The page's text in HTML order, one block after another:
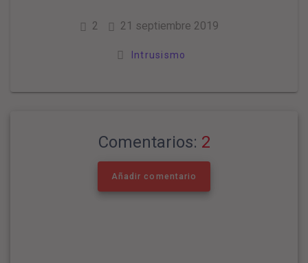
2 21 septiembre 2019
Intrusismo
Comentarios: 2
Añadir comentario